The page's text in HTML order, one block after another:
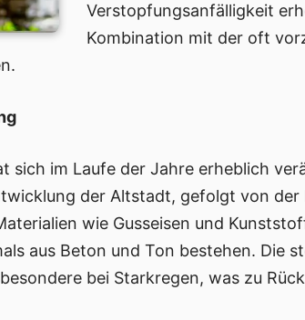
Verstopfungsanfälligkeit
Kombination mit der oft
sich im Laufe der Jahre erheblich
der Altstadt, gefolgt von
wie Gusseisen und
aus Beton und Ton bestehen. Die
bei Starkregen, was zu